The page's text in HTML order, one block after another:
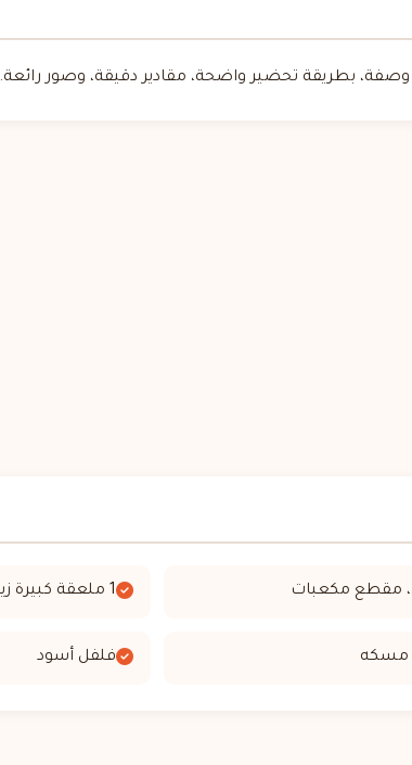
بطريقة تحضير واضحة، مقادير دقيقة، وصور رائعة.
1 ملعقة كبيرة زيت
فلفل أسود